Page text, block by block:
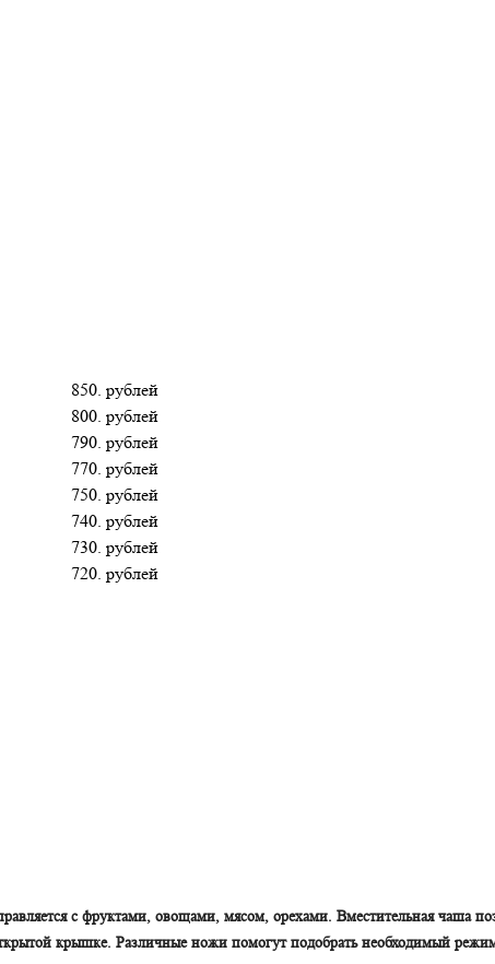
850. рублей
800. рублей
790. рублей
770. рублей
750. рублей
740. рублей
730. рублей
720. рублей
с фруктами, овощами, мясом, орехами. Вместительная чаша
крышке. Различные ножи помогут подобрать необходимый